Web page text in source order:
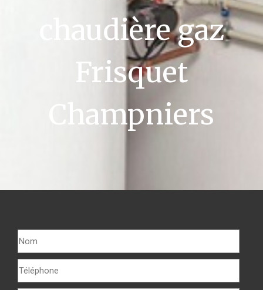
chaudière gaz
Frisquet
Champniers